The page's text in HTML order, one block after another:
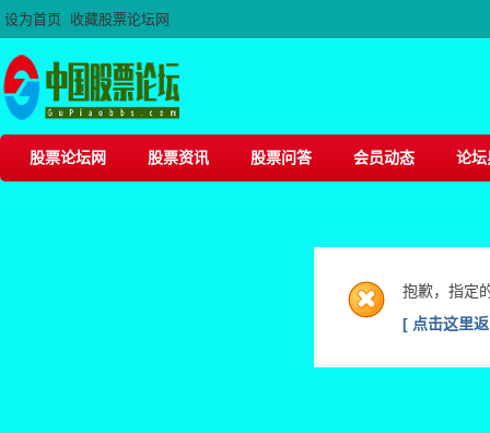
设为首页 收藏股票论坛网
股票论坛网 股票资讯 股票问答 会员动态 论坛
抱歉，指定
[ 点击这里